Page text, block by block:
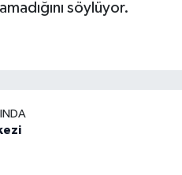
söylüyor.